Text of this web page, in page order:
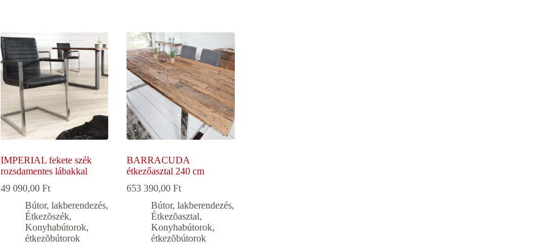
IMPERIAL fekete szék
rozsdamentes lábakkal
49 090,00Ft
Bútor, lakberendezés,
Étkezõszék,
Konyhabútorok,
étkezõbútorok
BARRACUDA
étkezőasztal 240 cm
653 390,00Ft
Bútor, lakberendezés,
Étkezõasztal,
Konyhabútorok,
étkezõbútorok